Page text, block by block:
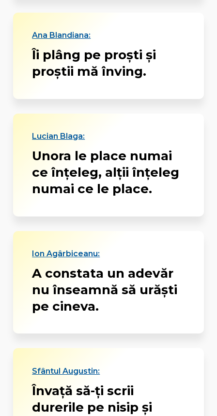
Ana Blandiana:
Îi plâng pe proşti şi
proştii mă înving.
Lucian Blaga:
Unora le place numai
ce înțeleg, alții înțeleg
numai ce le place.
Ion Agârbiceanu:
A constata un adevăr
nu înseamnă să urăști
pe cineva.
Sfântul Augustin:
Învață să-ți scrii
durerile pe nisip și